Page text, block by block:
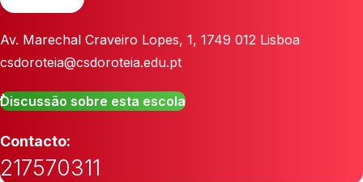
Av. Marechal Craveiro Lopes, 1, 1749 012 Lisboa
csdoroteia@csdoroteia.edu.pt
Discussão sobre esta escola
Contacto:
217570311